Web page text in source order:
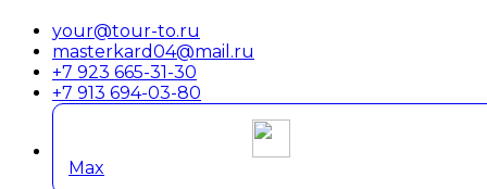
your@tour-to.ru
masterkard04@mail.ru
+7 923 665-31-30
+7 913 694-03-80
Max